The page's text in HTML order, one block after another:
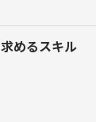
求めるスキル